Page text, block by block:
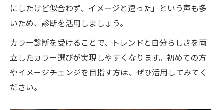
にしたけど似合わず、イメージと違った」という声も多
いため、診断を活用しましょう。
カラー診断を受けることで、トレンドと自分らしさを両
立したカラー選びが実現しやすくなります。初めての方
やイメージチェンジを目指す方は、ぜひ活用してみてく
ださい。